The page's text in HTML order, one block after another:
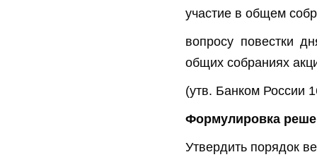
участие в общем
вопросу повестки
общих собраниях
(утв. Банком России
Формулировка
Утвердить порядок